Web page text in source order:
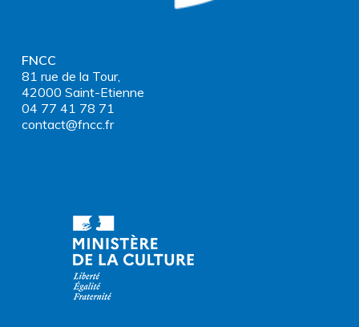
FNCC
81 rue de la Tour,
42000 Saint-Etienne
04 77 41 78 71
contact@fncc.fr